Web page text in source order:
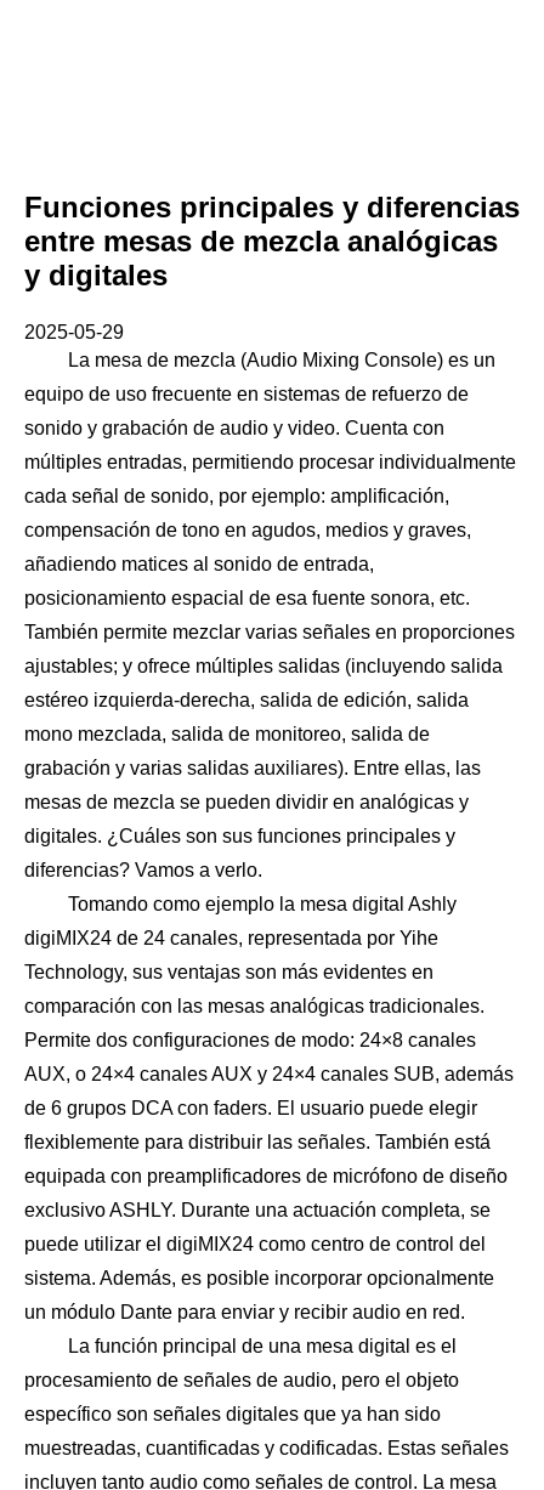
Funciones principales y diferencias
entre mesas de mezcla analógicas
y digitales
2025-05-29
La mesa de mezcla (Audio Mixing Console) es un
equipo de uso frecuente en sistemas de refuerzo de
sonido y grabación de audio y video. Cuenta con
múltiples entradas, permitiendo procesar individualmente
cada señal de sonido, por ejemplo: amplificación,
compensación de tono en agudos, medios y graves,
añadiendo matices al sonido de entrada,
posicionamiento espacial de esa fuente sonora, etc.
También permite mezclar varias señales en proporciones
ajustables; y ofrece múltiples salidas (incluyendo salida
estéreo izquierda-derecha, salida de edición, salida
mono mezclada, salida de monitoreo, salida de
grabación y varias salidas auxiliares). Entre ellas, las
mesas de mezcla se pueden dividir en analógicas y
digitales. ¿Cuáles son sus funciones principales y
diferencias? Vamos a verlo.
Tomando como ejemplo la mesa digital Ashly
digiMIX24 de 24 canales, representada por Yihe
Technology, sus ventajas son más evidentes en
comparación con las mesas analógicas tradicionales.
Permite dos configuraciones de modo: 24×8 canales
AUX, o 24×4 canales AUX y 24×4 canales SUB, además
de 6 grupos DCA con faders. El usuario puede elegir
flexiblemente para distribuir las señales. También está
equipada con preamplificadores de micrófono de diseño
exclusivo ASHLY. Durante una actuación completa, se
puede utilizar el digiMIX24 como centro de control del
sistema. Además, es posible incorporar opcionalmente
un módulo Dante para enviar y recibir audio en red.
La función principal de una mesa digital es el
procesamiento de señales de audio, pero el objeto
específico son señales digitales que ya han sido
muestreadas, cuantificadas y codificadas. Estas señales
incluyen tanto audio como señales de control. La mesa